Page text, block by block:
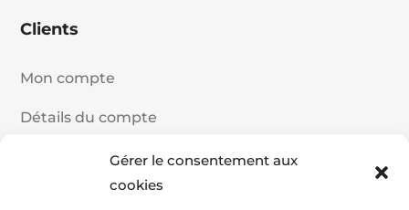
Gérer le consentement aux
cookies
Clients
Mon compte
Détails du compte
Historique de commande